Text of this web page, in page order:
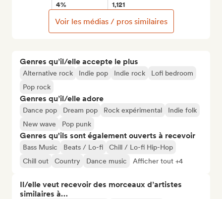
Genres qu’il/elle accepte le plus
Alternative rock Indie pop Indie rock
Lofi bedroom
Pop rock
Genres qu’il/elle adore
Dance pop Dream pop Rock expérimental
Indie folk
New wave
Pop punk
Genres qu'ils sont également ouverts à recevoir
Bass Music Beats / Lo-fi
Chill / Lo-fi Hip-Hop
Chill out
Country Dance music Afficher tout +4
Il/elle veut recevoir des morceaux d’artistes
similaires à…
4% 1,121
Voir les médias / pros similaires